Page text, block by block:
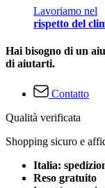
Lavoriamo nel
rispetto del
Hai bisogno di un
di aiutarti.
Contatto
Qualità verificata
Shopping sicuro e
Italia:
Reso gratuito